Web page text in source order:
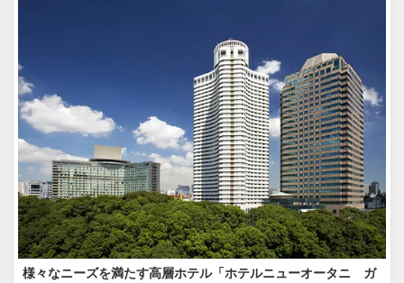
様々なニーズを満たす高層ホテル「ホテルニューオータニ ガ